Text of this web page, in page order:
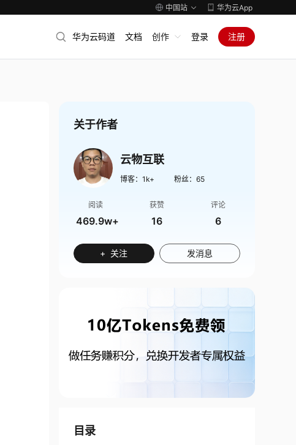
中国站 华为云App
华为云码道 文档 创作 登录 注册
关于作者
云物互联
博客： 1k+ 粉丝： 65
阅读
469.9w+
获赞
16
评论
6
+ 关注 发消息
目录